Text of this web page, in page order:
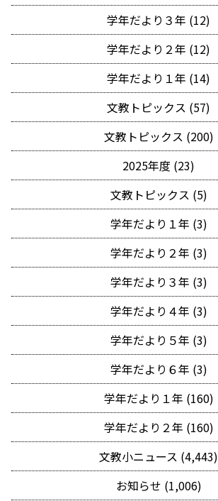
学年だより３年 (12)
学年だより２年 (12)
学年だより１年 (14)
文教トピックス (57)
文教トピックス (200)
2025年度 (23)
文教トピックス (5)
学年だより１年 (3)
学年だより２年 (3)
学年だより３年 (3)
学年だより４年 (3)
学年だより５年 (3)
学年だより６年 (3)
学年だより１年 (160)
学年だより２年 (160)
文教小ニュース (4,443)
お知らせ (1,006)